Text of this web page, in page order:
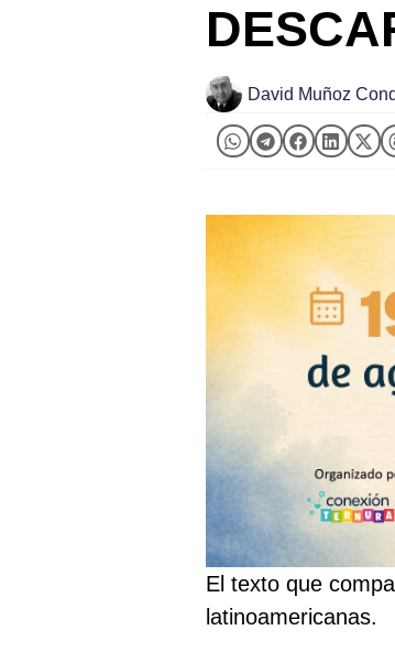
David Muñoz
El texto que
latinoamericanas.